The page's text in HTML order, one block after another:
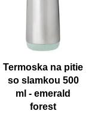
Termoska na pitie
so slamkou 500
ml - emerald
forest